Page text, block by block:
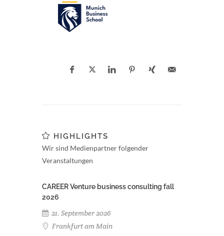
HIGHLIGHTS
Wir sind Medienpartner folgender
Veranstaltungen
CAREER Venture business consulting fall
2026
21. September 2026
Frankfurt am Main